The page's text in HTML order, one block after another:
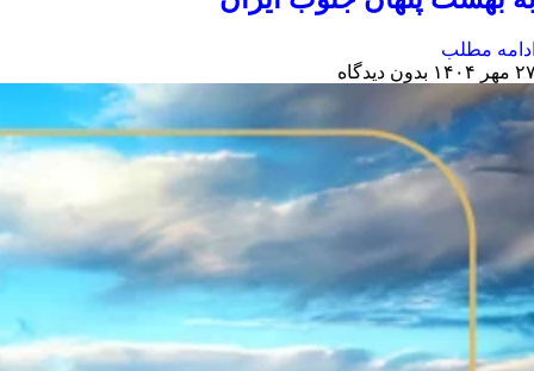
مطلب
۱۴۰۴
بدون دیدگاه